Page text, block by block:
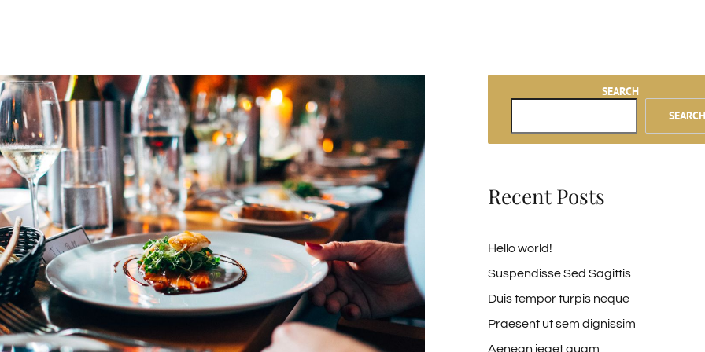
SEARCH
SEARCH
Recent Posts
Hello world!
Suspendisse Sed Sagittis
Duis tempor turpis neque
Praesent ut sem dignissim
Aenean ieget quam